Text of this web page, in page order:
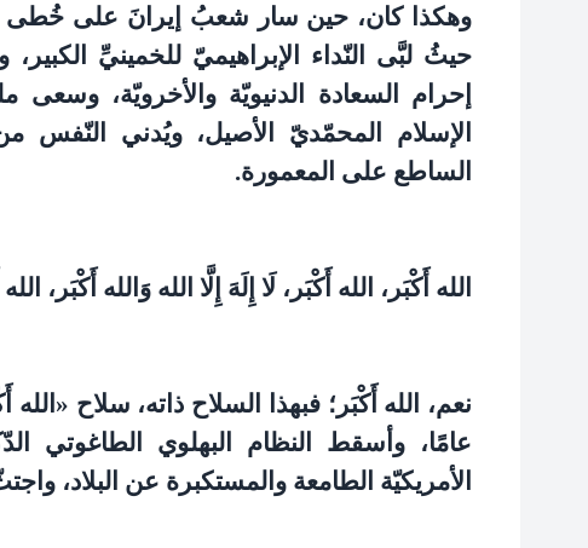
وهكذا كان، حين سار شعبُ إيرانَ على خُطى
حيثُ لبَّى النّداء الإبراهيميّ للخمينيِّ
إحرام السعادة الدنيويّة والأخرويّة،
الإسلام المحمّديّ الأصيل، ويُدني النّفس من
الساطع على المعمورة.
الله أَكْبَر، الله أَكْبَر، لَا إِلَهَ‏ إِلَّا الله وَالله أَكْبَر،
عامًا، وأسقط النظام البهلوي الطاغوتي
الأمريكيّة الطامعة والمستكبرة عن البلاد،